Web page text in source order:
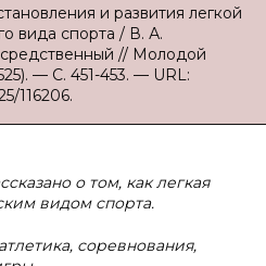
и развития легкой
вида спорта / В. А.
// Молодой
— С. 451-453. — URL:
116206.
о том, как легкая
видом спорта.
соревнования,